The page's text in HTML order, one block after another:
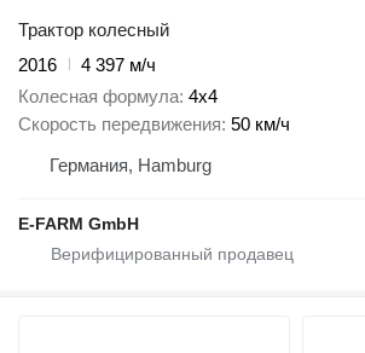
Трактор колесный
2016
4 397 м/ч
Колесная формула 4x4
Скорость передвижения 50 км/ч
Германия, Hamburg
E-FARM GmbH